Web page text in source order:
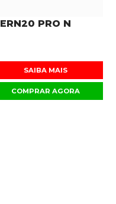
ERN20 PRO N
SAIBA MAIS
COMPRAR AGORA